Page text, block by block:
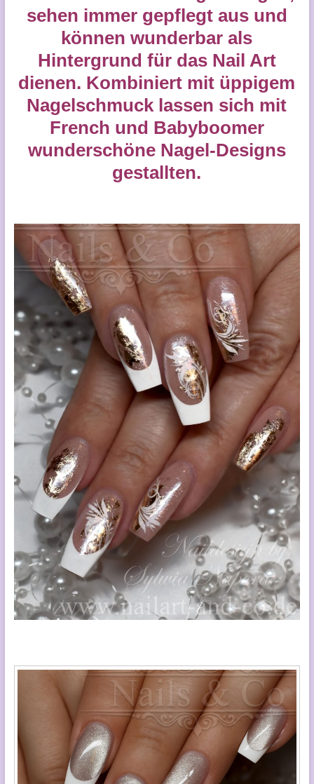
sehen immer gepflegt aus und
können wunderbar als
Hintergrund für das Nail Art
dienen. Kombiniert mit üppigem
Nagelschmuck lassen sich mit
French und Babyboomer
wunderschöne Nagel-Designs
gestallten.